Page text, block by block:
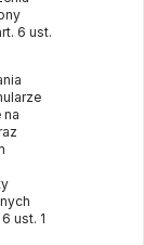
6 ust.
ust. 1